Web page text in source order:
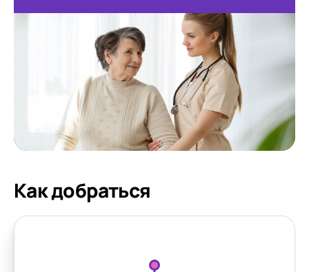
Как добраться